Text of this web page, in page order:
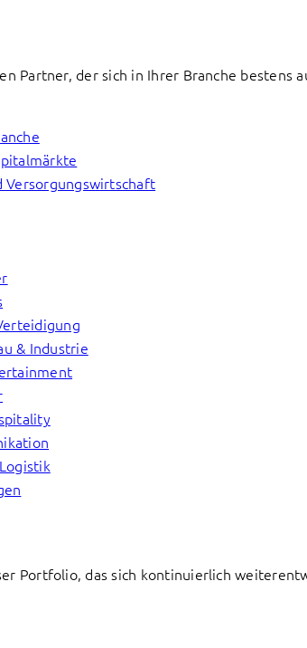
Partner, der sich in Ihrer Branche
Versorgungswirtschaft
& Industrie
Portfolio, das sich kontinuierlich